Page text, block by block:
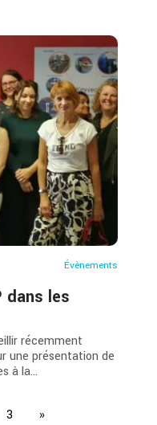
Évènements
dans les
récemment
une présentation de
à la...
3 »